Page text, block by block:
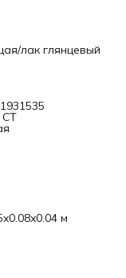
лак глянцевый
м